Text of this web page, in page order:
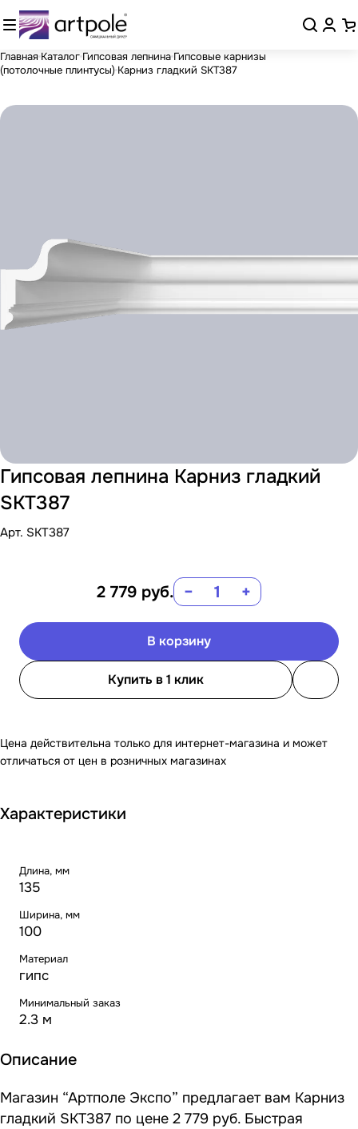
Главная Каталог Гипсовая лепнина Гипсовые карнизы
(потолочные плинтусы) Карниз гладкий SKT387
Гипсовая лепнина Карниз гладкий
SKT387
Арт. SKT387
2 779 руб. − +
В корзину
Купить в 1 клик
Цена действительна только для интернет-магазина и может
отличаться от цен в розничных магазинах
Характеристики
Длина, мм
135
Ширина, мм
100
Материал
гипс
Минимальный заказ
2.3 м
Описание
Магазин “Артполе Экспо” предлагает вам Карниз
гладкий SKT387 по цене 2 779 руб. Быстрая